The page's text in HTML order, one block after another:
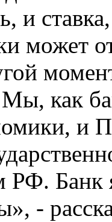
и
может
как
и
РФ. Банк
-